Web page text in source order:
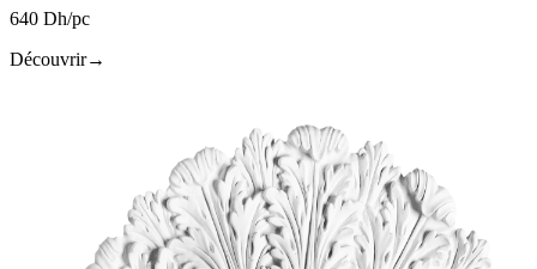
640 Dh/pc
Découvrir→